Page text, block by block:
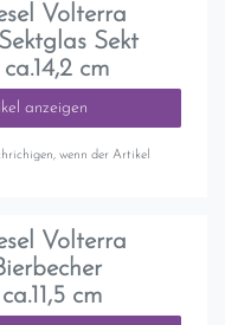
Volterra
Sekt
cm
anzeigen
wenn der Artikel
Volterra
cm